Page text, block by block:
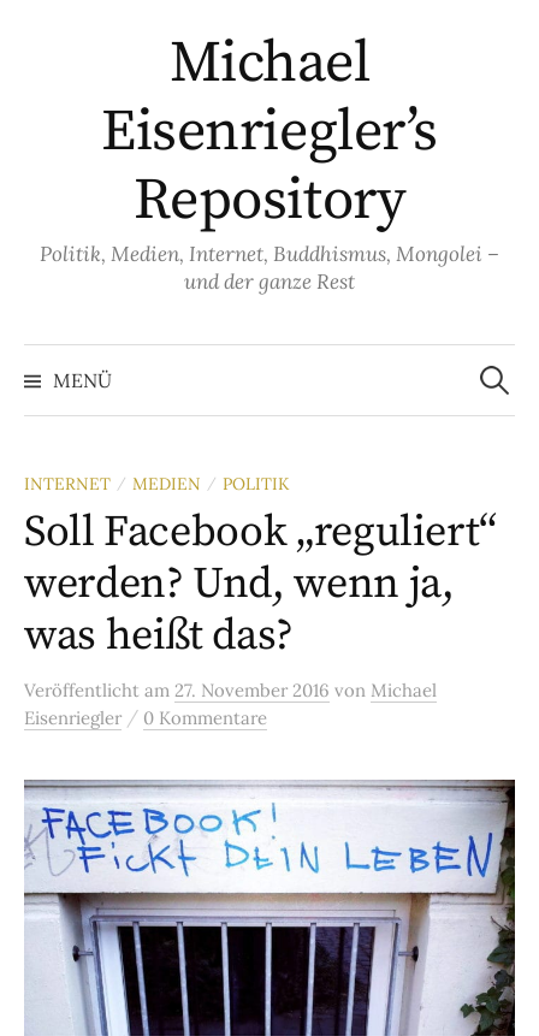
Michael
Eisenriegler’s
Repository
Politik, Medien, Internet, Buddhismus, Mongolei –
und der ganze Rest
MENÜ
Suchen
nach:
INTERNET / MEDIEN / POLITIK
Soll Facebook „reguliert“
werden? Und, wenn ja,
was heißt das?
Veröffentlicht am 27. November 2016 von Michael
Eisenriegler / 0 Kommentare